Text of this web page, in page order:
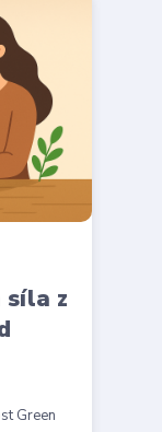
síla z
Green